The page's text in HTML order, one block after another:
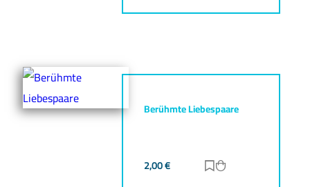
Berühmte Liebespaare
2,00€ Zur Merkliste